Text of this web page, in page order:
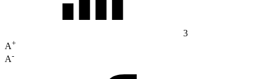
3
A+
A-